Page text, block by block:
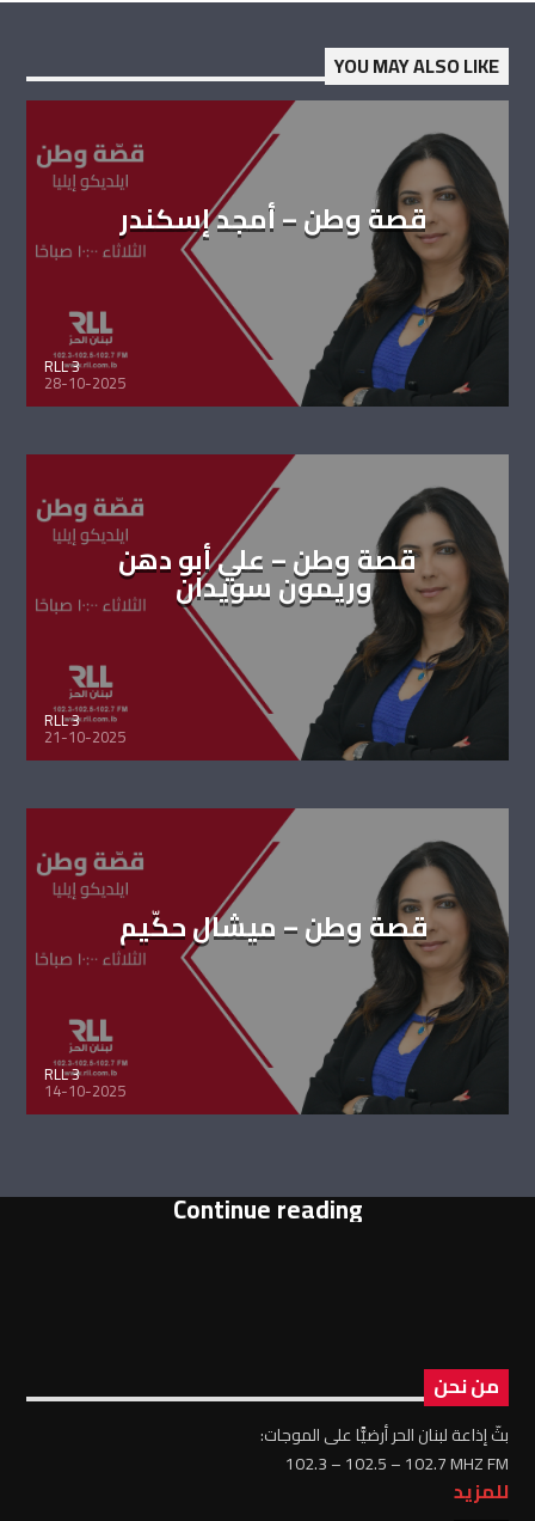
YOU MAY ALSO LIKE
قصة وطن – أمجد إسكندر
RLL 3
28-10-2025
قصة وطن – علي أبو دهن
وريمون سويدان
RLL 3
21-10-2025
قصة وطن – ميشال حكّيم
RLL 3
14-10-2025
Continue reading
من نحن
بثّ إذاعة لبنان الحر أرضيًّا على الموجات:
102.3 – 102.5 – 102.7 MHZ FM
للمزيد